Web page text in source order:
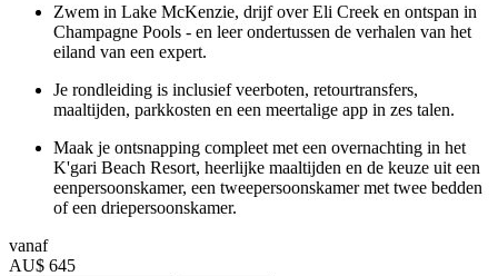
Zwem in Lake McKenzie, drijf over Eli Creek en ontspan in
Champagne Pools - en leer ondertussen de verhalen van het
eiland van een expert.
Je rondleiding is inclusief veerboten, retourtransfers,
maaltijden, parkkosten en een meertalige app in zes talen.
Maak je ontsnapping compleet met een overnachting in het
K'gari Beach Resort, heerlijke maaltijden en de keuze uit een
eenpersoonskamer, een tweepersoonskamer met twee bedden
of een driepersoonskamer.
vanaf
AU$ 645